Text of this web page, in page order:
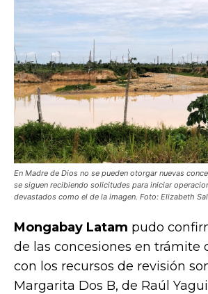
En Madre de Dios no se pueden otorgar nuevas
se siguen recibiendo solicitudes para iniciar
devastados como el de la imagen. Foto: Elizabeth
Mongabay Latam pudo
de las concesiones en trámite
con los recursos de revisión
Margarita Dos B, de Raúl